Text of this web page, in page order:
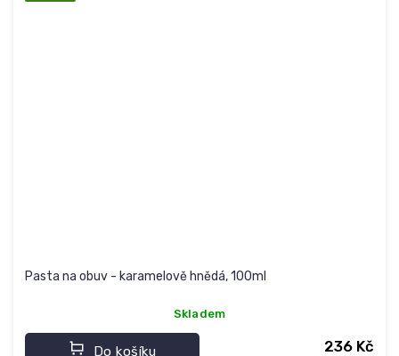
Pasta na obuv - karamelově hnědá, 100ml
Skladem
236 Kč
Do košíku